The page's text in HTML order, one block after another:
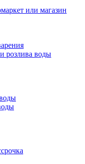
или магазин
розлива воды